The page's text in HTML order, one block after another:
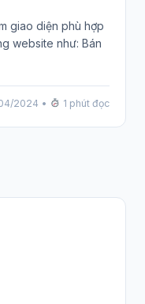
giao diện phù hợp
website như: Bán
2024 • 1 phút đọc